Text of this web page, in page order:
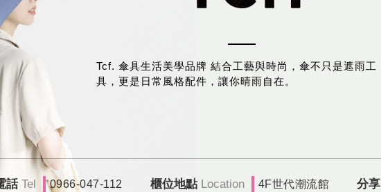
Tcf. 傘具生活美學品牌 結合工藝與時尚，傘不只是遮雨工
具，更是日常風格配件，讓你晴雨自在。
話 Tel 0966-047-112 櫃位地點 Location 4F世代潮流館 分享